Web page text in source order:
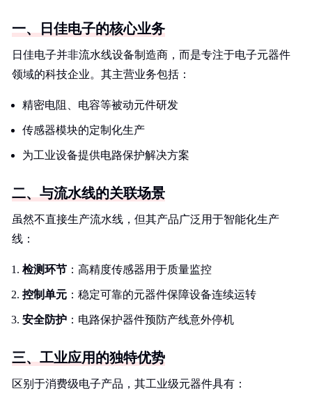
一、日佳电子的核心业务
日佳电子并非流水线设备制造商，而是专注于电子元器件
领域的科技企业。其主营业务包括：
精密电阻、电容等被动元件研发
传感器模块的定制化生产
为工业设备提供电路保护解决方案
二、与流水线的关联场景
虽然不直接生产流水线，但其产品广泛用于智能化生产
线：
检测环节 ：高精度传感器用于质量监控
控制单元 ：稳定可靠的元器件保障设备连续运转
安全防护 ：电路保护器件预防产线意外停机
三、工业应用的独特优势
区别于消费级电子产品，其工业级元器件具有：